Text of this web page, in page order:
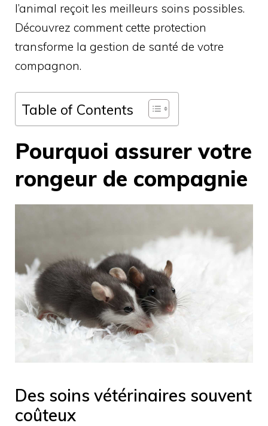
l’animal reçoit les meilleurs soins possibles.
Découvrez comment cette protection
transforme la gestion de santé de votre
compagnon.
Table of Contents
Pourquoi assurer votre
rongeur de compagnie
Des soins vétérinaires souvent
coûteux